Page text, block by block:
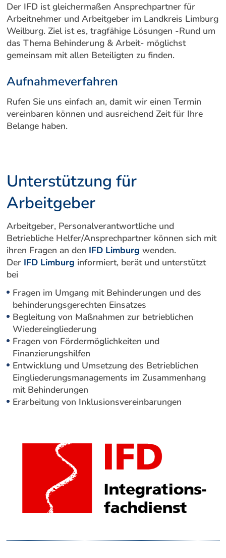
Der IFD ist gleichermaßen Ansprechpartner für
Arbeitnehmer und Arbeitgeber im Landkreis Limburg
Weilburg. Ziel ist es, tragfähige Lösungen -Rund um
das Thema Behinderung & Arbeit- möglichst
gemeinsam mit allen Beteiligten zu finden.
Aufnahmeverfahren
Rufen Sie uns einfach an, damit wir einen Termin
vereinbaren können und ausreichend Zeit für Ihre
Belange haben.
Unterstützung für
Arbeitgeber
Arbeitgeber, Personalverantwortliche und
Betriebliche Helfer/Ansprechpartner können sich mit
ihren Fragen an den IFD Limburg wenden.
Der IFD Limburg informiert, berät und unterstützt
bei
Fragen im Umgang mit Behinderungen und des
behinderungsgerechten Einsatzes
Begleitung von Maßnahmen zur betrieblichen
Wiedereingliederung
Fragen von Fördermöglichkeiten und
Finanzierungshilfen
Entwicklung und Umsetzung des Betrieblichen
Eingliederungsmanagements im Zusammenhang
mit Behinderungen
Erarbeitung von Inklusionsvereinbarungen